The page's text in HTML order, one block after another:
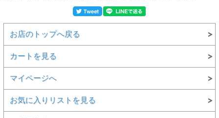
お店のトップへ戻る
カートを見る
マイページへ
お気に入りリストを見る